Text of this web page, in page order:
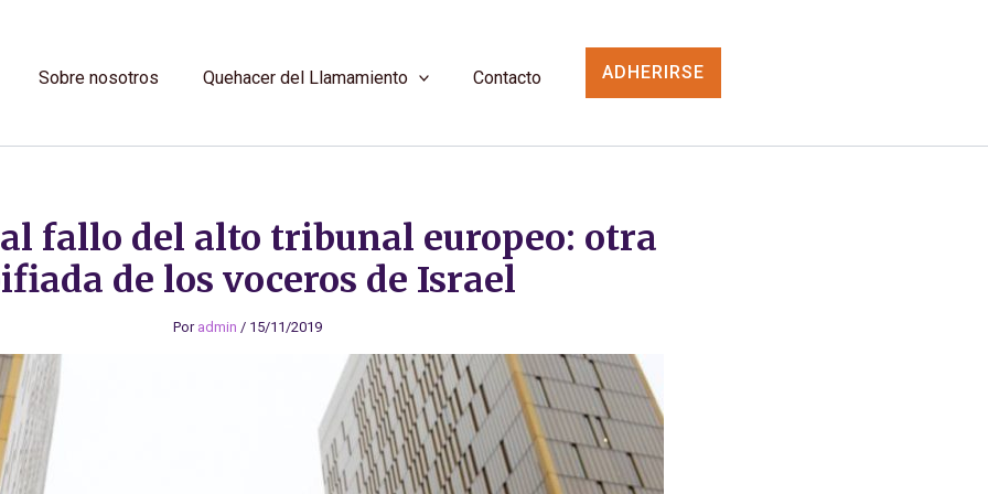
Sobre nosotros Quehacer del Llamamiento Contacto ADHERIRSE
fallo del alto tribunal europeo: otra
de los voceros de Israel
Por admin / 15/11/2019